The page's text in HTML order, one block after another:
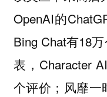
OpenAI的
Bing Chat有18
表，Character
个评价；风靡一